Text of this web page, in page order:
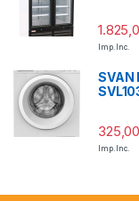
Imp. Inc.
SVAN
Imp. Inc.